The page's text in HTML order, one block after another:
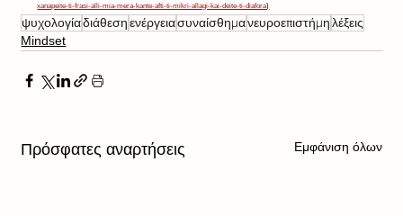
xanapeite-ti-frasi-alli-mia-mera-kante-afti-ti-mikri-allagi-kai-deite-ti-diafora)
ψυχολογίαδιάθεσηενέργειασυναίσθημανευροεπιστήμηλέξεις
Mindset
Πρόσφατες αναρτήσεις Εμφάνιση όλων